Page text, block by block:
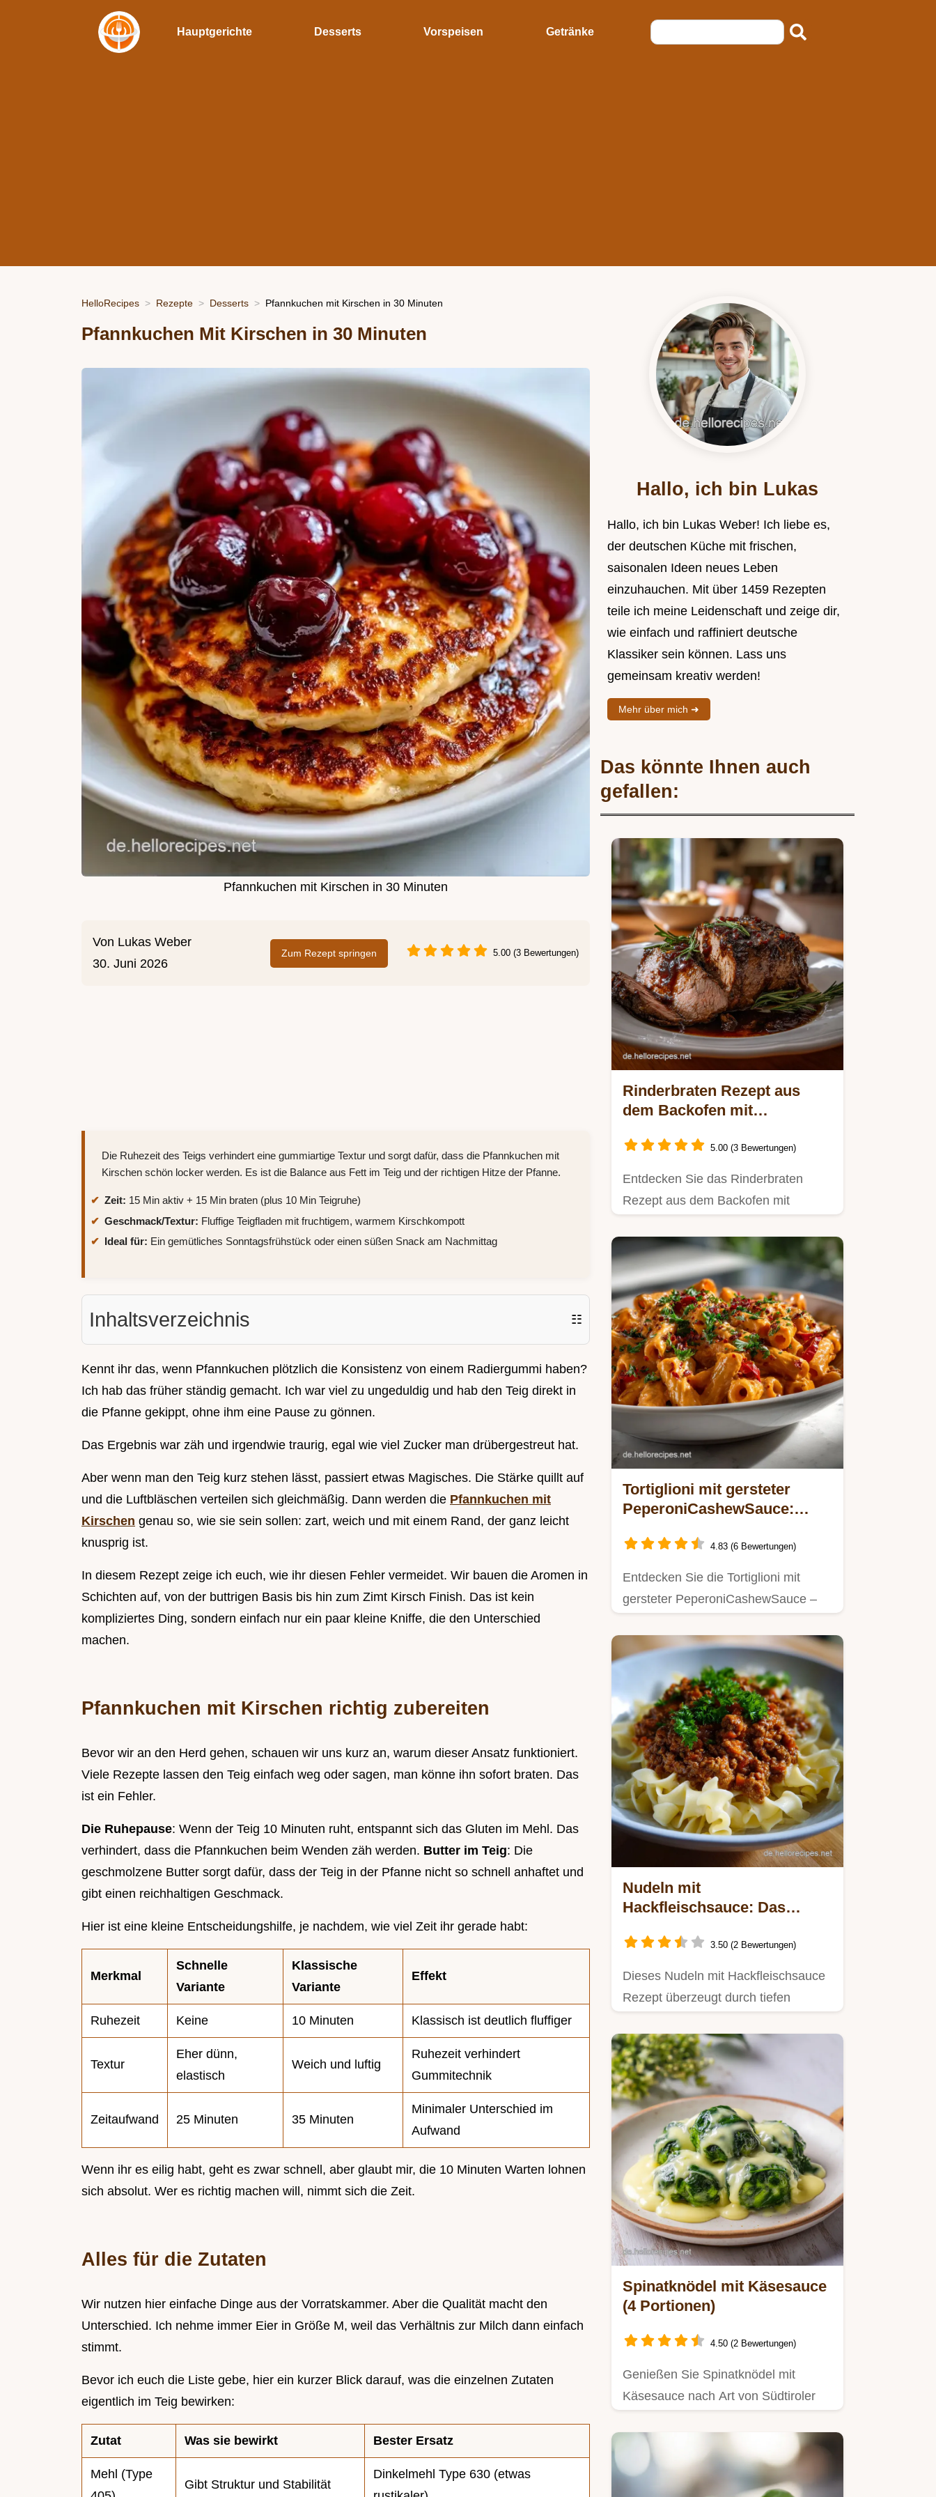
Hauptgerichte Desserts Vorspeisen Getränke
HelloRecipes Rezepte Desserts Pfannkuchen mit Kirschen in 30 Minuten
Pfannkuchen Mit Kirschen in 30 Minuten
Pfannkuchen mit Kirschen in 30 Minuten
Von Lukas Weber
30. Juni 2026
Zum Rezept springen 5.00 (3 Bewertungen)
Die Ruhezeit des Teigs verhindert eine gummiartige Textur und sorgt dafür, dass die Pfannkuchen mit
Kirschen schön locker werden. Es ist die Balance aus Fett im Teig und der richtigen Hitze der Pfanne.
Zeit: 15 Min aktiv + 15 Min braten (plus 10 Min Teigruhe)
Geschmack/Textur: Fluffige Teigfladen mit fruchtigem, warmem Kirschkompott
Ideal für: Ein gemütliches Sonntagsfrühstück oder einen süßen Snack am Nachmittag
Inhaltsverzeichnis ☷
Kennt ihr das, wenn Pfannkuchen plötzlich die Konsistenz von einem Radiergummi haben?
Ich hab das früher ständig gemacht. Ich war viel zu ungeduldig und hab den Teig direkt in
die Pfanne gekippt, ohne ihm eine Pause zu gönnen.
Das Ergebnis war zäh und irgendwie traurig, egal wie viel Zucker man drübergestreut hat.
Aber wenn man den Teig kurz stehen lässt, passiert etwas Magisches. Die Stärke quillt auf
und die Luftbläschen verteilen sich gleichmäßig. Dann werden die Pfannkuchen mit
Kirschen genau so, wie sie sein sollen: zart, weich und mit einem Rand, der ganz leicht
knusprig ist.
In diesem Rezept zeige ich euch, wie ihr diesen Fehler vermeidet. Wir bauen die Aromen in
Schichten auf, von der buttrigen Basis bis hin zum Zimt Kirsch Finish. Das ist kein
kompliziertes Ding, sondern einfach nur ein paar kleine Kniffe, die den Unterschied
machen.
Pfannkuchen mit Kirschen richtig zubereiten
Bevor wir an den Herd gehen, schauen wir uns kurz an, warum dieser Ansatz funktioniert.
Viele Rezepte lassen den Teig einfach weg oder sagen, man könne ihn sofort braten. Das
ist ein Fehler.
Die Ruhepause: Wenn der Teig 10 Minuten ruht, entspannt sich das Gluten im Mehl. Das
verhindert, dass die Pfannkuchen beim Wenden zäh werden. Butter im Teig: Die
geschmolzene Butter sorgt dafür, dass der Teig in der Pfanne nicht so schnell anhaftet und
gibt einen reichhaltigen Geschmack.
Hier ist eine kleine Entscheidungshilfe, je nachdem, wie viel Zeit ihr gerade habt:
Merkmal
Schnelle
Variante
Klassische
Variante
Effekt
Ruhezeit Keine 10 Minuten Klassisch ist deutlich fluffiger
Textur
Eher dünn,
elastisch
Weich und luftig
Ruhezeit verhindert
Gummitechnik
Zeitaufwand 25 Minuten 35 Minuten
Minimaler Unterschied im
Aufwand
Wenn ihr es eilig habt, geht es zwar schnell, aber glaubt mir, die 10 Minuten Warten lohnen
sich absolut. Wer es richtig machen will, nimmt sich die Zeit.
Alles für die Zutaten
Wir nutzen hier einfache Dinge aus der Vorratskammer. Aber die Qualität macht den
Unterschied. Ich nehme immer Eier in Größe M, weil das Verhältnis zur Milch dann einfach
stimmt.
Bevor ich euch die Liste gebe, hier ein kurzer Blick darauf, was die einzelnen Zutaten
eigentlich im Teig bewirken:
Zutat Was sie bewirkt Bester Ersatz
Mehl (Type
Gibt Struktur und Stabilität
Dinkelmehl Type 630 (etwas
Hallo, ich bin Lukas
Hallo, ich bin Lukas Weber! Ich liebe es,
der deutschen Küche mit frischen,
saisonalen Ideen neues Leben
einzuhauchen. Mit über 1459 Rezepten
teile ich meine Leidenschaft und zeige dir,
wie einfach und raffiniert deutsche
Klassiker sein können. Lass uns
gemeinsam kreativ werden!
Mehr über mich ➜
Das könnte Ihnen auch
gefallen:
Rinderbraten Rezept aus
dem Backofen mit
5.00 (3 Bewertungen)
Entdecken Sie das Rinderbraten
Rezept aus dem Backofen mit
Fleisch.
Tortiglioni mit gersteter
PeperoniCashewSauce:
4.83 (6 Bewertungen)
Entdecken Sie die Tortiglioni mit
gersteter PeperoniCashewSauce –
Nudeln mit
Hackfleischsauce: Das
3.50 (2 Bewertungen)
Dieses Nudeln mit Hackfleischsauce
Rezept überzeugt durch tiefen
Spinatknödel mit Käsesauce
(4 Portionen)
4.50 (2 Bewertungen)
Genießen Sie Spinatknödel mit
Käsesauce nach Art von Südtiroler